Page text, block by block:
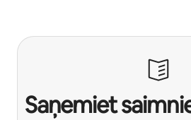
Saņemiet